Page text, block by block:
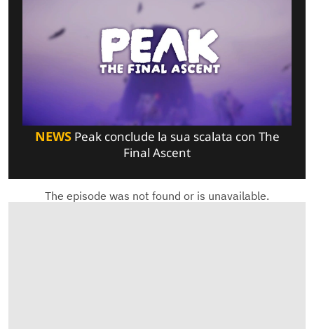
NEWSPeak conclude la sua scalata con The
Final Ascent